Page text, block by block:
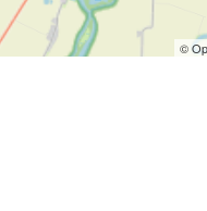
©